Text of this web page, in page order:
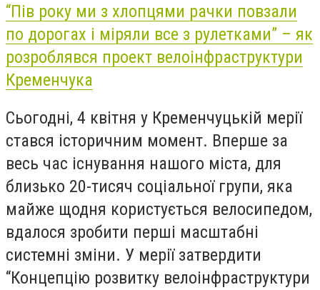
“Пів року ми з хлопцями рачки повзали
по дорогах і міряли все з рулетками” – як
розроблявся проект велоінфраструктури
Кременчука
Сьогодні, 4 квітня у Кременчуцькій мерії
стався історичним момент. Вперше за
весь час існування нашого міста, для
близько 20-тисяч соціальної групи, яка
майже щодня користується велосипедом,
вдалося зробити перші масштабні
системні зміни. У мерії затвердити
“Концепцію розвитку велоінфраструктури